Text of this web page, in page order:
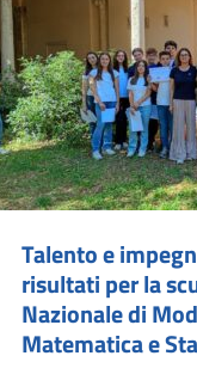
Talento e
risultati per la
Nazionale di
Matematica e